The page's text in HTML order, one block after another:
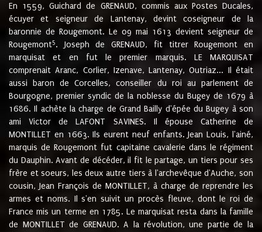
En 1559, Guichard de GRENAUD, commis aux Postes Ducales,
écuyer et seigneur de Lantenay, devint coseigneur de la
baronnie de Rougemont. Le 09 mai 1613 devient seigneur de
Rougemont5. Joseph de GRENAUD, fit titrer Rougemont en
marquisat et en fut le premier marquis. LE MARQUISAT
comprenait Aranc, Corlier, Izenave, Lantenay, Outriaz... Il était
aussi baron de Corcelles, conseiller du roi au parlement de
Bourgogne, premier syndic de la noblesse du Bugey de 1679 à
1686. Il achète la charge de Grand Bailly d'épée du Bugey à son
ami Victor de LAFONT SAVINES. Il épouse Catherine de
MONTILLET en 1663. Ils eurent neuf enfants. Jean Louis, l'ainé,
marquis de Rougemont fut capitaine cavalerie dans le régiment
du Dauphin. Avant de décéder, il fit le partage, un tiers pour ses
frère et soeurs, les deux autre tiers à l'archevêque d'Auche, son
cousin, Jean François de MONTILLET, à charge de reprendre les
armes et noms. Il s'en suivit un procès fleuve, dont le roi de
France mis un terme en 1785. Le marquisat resta dans la famille
de MONTILLET de GRENAUD. A la révolution, une partie de la